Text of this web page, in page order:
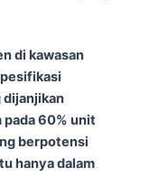
di kawasan
dijanjikan
60% unit
berpotensi
hanya dalam